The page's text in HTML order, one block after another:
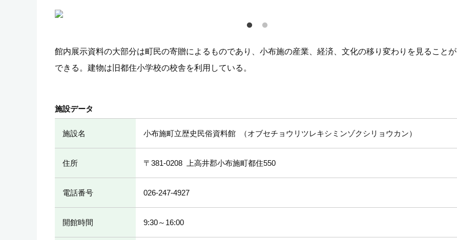
館内展示資料の大部分は町民の寄贈によるものであり、小布施の産業、経済、文化の移り変わりを見ることが
できる。建物は旧都住小学校の校舎を利用している。
施設データ
施設名 小布施町立歴史民俗資料館 オブセチョウリツレキシミンゾクシリョウカン
住所 〒381-0208 上高井郡小布施町都住550
電話番号 026-247-4927
開館時間 9:30～16:00